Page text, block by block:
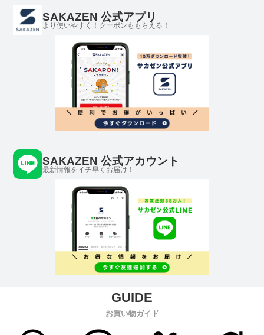
SAKAZEN 公式アプリ
より使いやすく！クーポンももらえる！
SAKAZEN 公式アカウント
最新情報をイチ早くお届け！
お買い物ガイド